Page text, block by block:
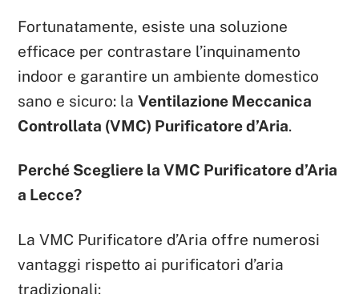
Fortunatamente, esiste una soluzione
efficace per contrastare l’inquinamento
indoor e garantire un ambiente domestico
sano e sicuro: laVentilazione Meccanica
Controllata (VMC) Purificatore d’Aria.
Perché Scegliere la VMC Purificatore d’Aria
a Lecce?
La VMC Purificatore d’Aria offre numerosi
vantaggi rispetto ai purificatori d’aria
tradizionali: